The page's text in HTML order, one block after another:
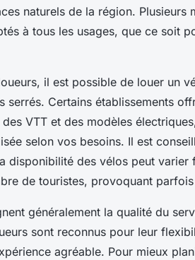
naturels de la région. Plusieurs
à tous les usages, que ce soit
il est possible de louer un
serrés. Certains établissements
VTT et des modèles
selon vos besoins. Il est
disponibilité des vélos peut varier
de touristes, provoquant
généralement la qualité du
sont reconnus pour leur
agréable. Pour mieux